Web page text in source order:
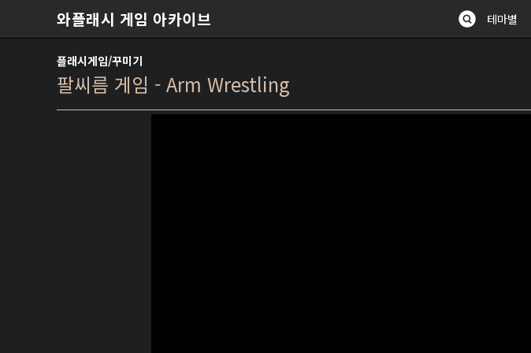
와플래시 게임 아카이브 테마별
플래시게임/꾸미기
팔씨름 게임 - Arm Wrestling